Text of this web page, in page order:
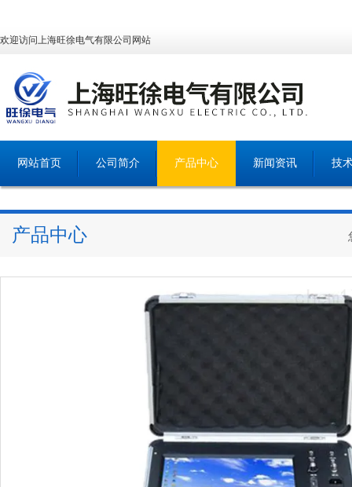
欢迎访问上海旺徐电气有限公司网站
网站首页 公司简介 产品中心 新闻资讯 技
产品中心